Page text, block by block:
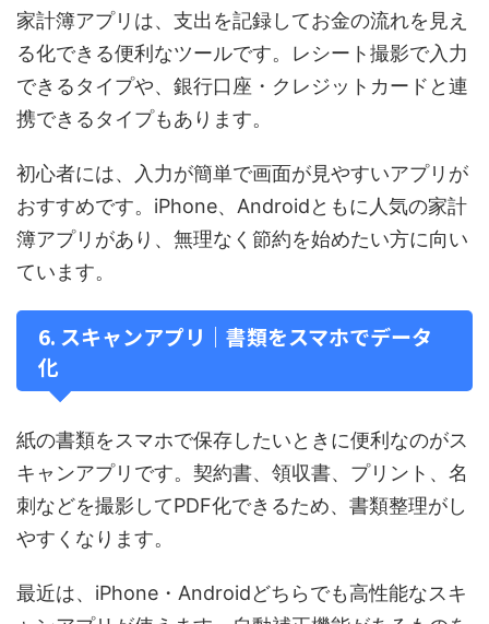
家計簿アプリは、支出を記録してお金の流れを見え
る化できる便利なツールです。レシート撮影で入力
できるタイプや、銀行口座・クレジットカードと連
携できるタイプもあります。
初心者には、入力が簡単で画面が見やすいアプリが
おすすめです。iPhone、Androidともに人気の家計
簿アプリがあり、無理なく節約を始めたい方に向い
ています。
6. スキャンアプリ｜書類をスマホでデータ
化
紙の書類をスマホで保存したいときに便利なのがス
キャンアプリです。契約書、領収書、プリント、名
刺などを撮影してPDF化できるため、書類整理がし
やすくなります。
最近は、iPhone・Androidどちらでも高性能なスキ